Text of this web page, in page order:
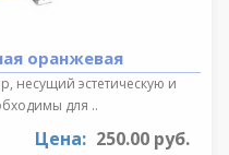
оранжевая
несущий эстетическую и
для ..
Цена: 250.00 руб.